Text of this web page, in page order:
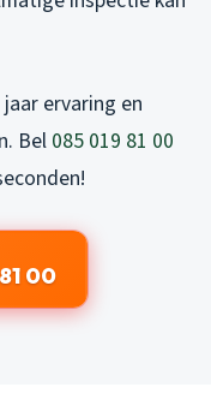
ervaring en
Bel 085 019 81 00
00